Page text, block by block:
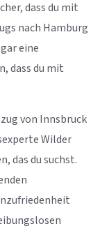
dass du mit
nach Hamburg
eine
dass du mit
von Innsbruck
Wilder
das du suchst.